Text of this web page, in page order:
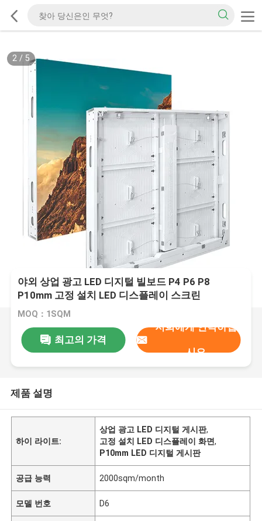
2/ 5
야외 상업 광고 LED 디지털 빌보드 P4 P6 P8
P10mm 고정 설치 LED 디스플레이 스크린
MOQ：1SQM
최고의 가격
저희에게 연락하십
시오
제품 설명
하이 라이트:
상업 광고 LED 디지털 게시판,
고정 설치 LED 디스플레이 화면,
P10mm LED 디지털 게시판
공급 능력 2000sqm/month
모델 번호 D6